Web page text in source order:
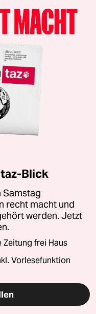
Blick
Samstag
recht macht und
werden. Jetzt
frei Haus
Vorlesefunktion